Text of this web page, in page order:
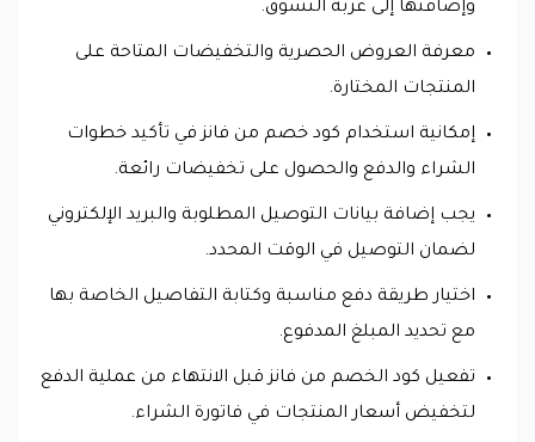
وإضافتها إلى عربة التسوق.
معرفة العروض الحصرية والتخفيضات المتاحة على
المنتجات المختارة.
إمكانية استخدام كود خصم من فانز في تأكيد خطوات
الشراء والدفع والحصول على تخفيضات رائعة.
يجب إضافة بيانات التوصيل المطلوبة والبريد الإلكتروني
لضمان التوصيل في الوقت المحدد.
اختيار طريقة دفع مناسبة وكتابة التفاصيل الخاصة بها
مع تحديد المبلغ المدفوع.
تفعيل كود الخصم من فانز قبل الانتهاء من عملية الدفع
لتخفيض أسعار المنتجات في فاتورة الشراء.